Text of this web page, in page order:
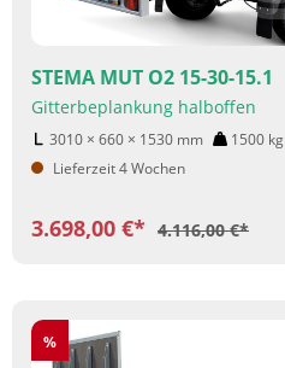
STEMA MUT O2 15-30-15.1
Gitterbeplankung halboffen
3010 × 660 × 1530 mm 1500 kg
Lieferzeit 4 Wochen
3.698,00 €* 4.116,00 €*
Rabatt
%